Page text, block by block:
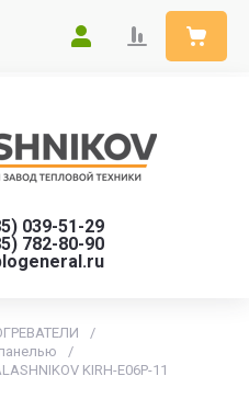
039-51-29
782-80-90
/
/
KIRH-E06P-11